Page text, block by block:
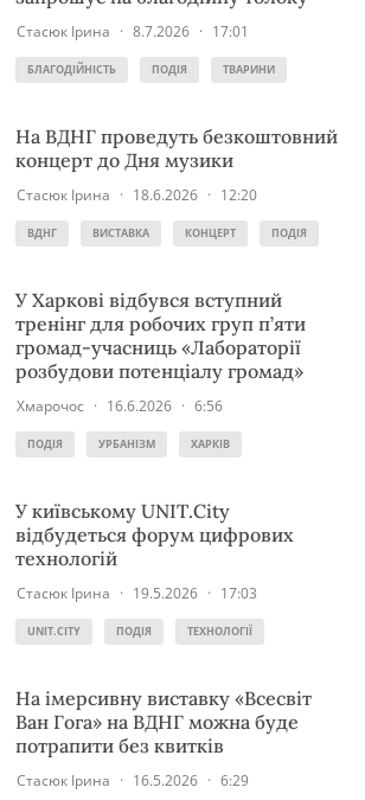
Стасюк Ірина · 8.7.2026 · 17:01
БЛАГОДІЙНІСТЬ ПОДІЯ ТВАРИНИ
На ВДНГ проведуть безкоштовний
концерт до Дня музики
Стасюк Ірина · 18.6.2026 · 12:20
ВДНГ ВИСТАВКА КОНЦЕРТ ПОДІЯ
У Харкові відбувся вступний
тренінг для робочих груп п’яти
громад-учасниць «Лабораторії
розбудови потенціалу громад»
Хмарочос · 16.6.2026 · 6:56
ПОДІЯ УРБАНІЗМ ХАРКІВ
У київському UNIT.City
відбудеться форум цифрових
технологій
Стасюк Ірина · 19.5.2026 · 17:03
UNIT.CITY ПОДІЯ ТЕХНОЛОГІЇ
На імерсивну виставку «Всесвіт
Ван Гога» на ВДНГ можна буде
потрапити без квитків
Стасюк Ірина · 16.5.2026 · 6:29